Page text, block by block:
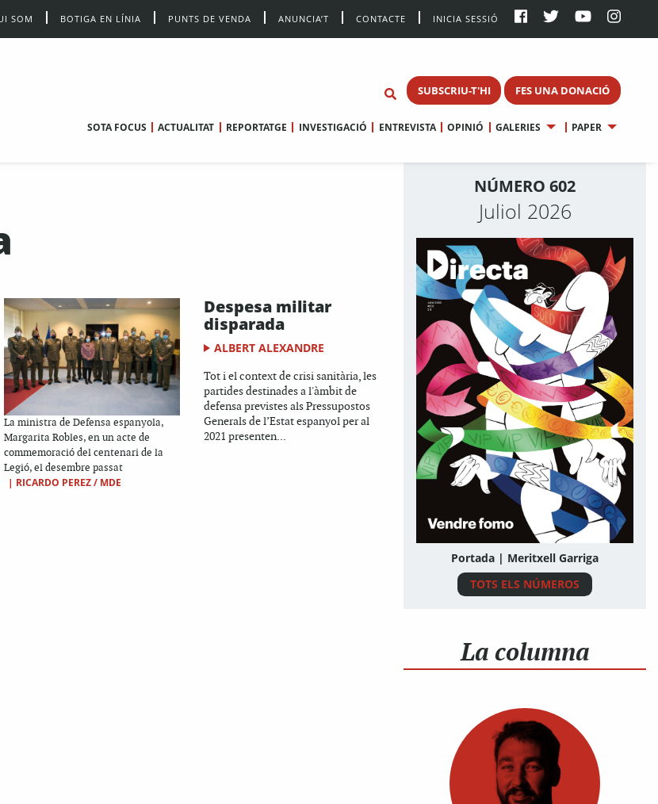
SOM BOTIGA EN LÍNIA PUNTS DE VENDA ANUNCIA’T CONTACTE INICIA SESSIÓ
SUBSCRIU-T'HI FES UNA DONACIÓ
SOTA FOCUS ACTUALITAT REPORTATGE INVESTIGACIÓ ENTREVISTA OPINIÓ GALERIES PAPER
La ministra de Defensa espanyola,
Margarita Robles, en un acte de
commemoració del centenari de la
Legió, el desembre passat
| RICARDO PEREZ / MDE
Despesa militar
disparada
ALBERT ALEXANDRE
Tot i el context de crisi sanitària, les
partides destinades a l'àmbit de
defensa previstes als Pressupostos
Generals de l’Estat espanyol per al
2021 presenten...
NÚMERO 602
Juliol 2026
Portada | Meritxell Garriga
TOTS ELS NÚMEROS
La columna